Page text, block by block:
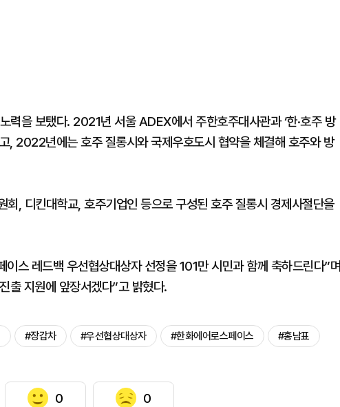
력을 보탰다. 2021년 서울 ADEX에서 주한호주대사관과 ‘한·호주 방
, 2022년에는 호주 질롱시와 국제우호도시 협약을 체결해 호주와 방
, 디킨대학교, 호주기업인 등으로 구성된 호주 질롱시 경제사절단을
스 레드백 우선협상대상자 선정을 101만 시민과 함께 축하드린다”며
출 지원에 앞장서겠다”고 밝혔다.
#장갑차 #우선협상대상자 #한화에어로스페이스 #홍남표
0 0